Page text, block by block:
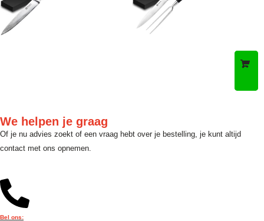
We helpen je graag
Of je nu advies zoekt of een vraag hebt over je bestelling, je kunt altijd
contact met ons opnemen.
Bel ons: